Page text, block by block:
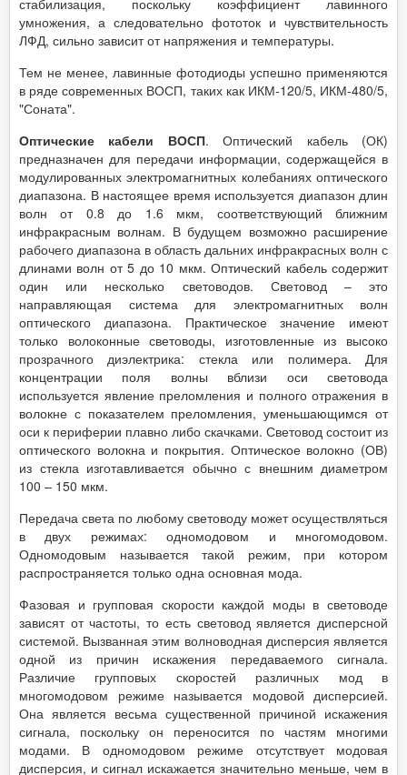
стабилизация, поскольку коэффициент лавинного
умножения, а следовательно фототок и чувствительность
ЛФД, сильно зависит от напряжения и температуры.
Тем не менее, лавинные фотодиоды успешно применяются
в ряде современных ВОСП, таких как ИКМ-120/5, ИКМ-480/5,
"Соната".
Оптические кабели ВОСП. Оптический кабель (ОК)
предназначен для передачи информации, содержащейся в
модулированных электромагнитных колебаниях оптического
диапазона. В настоящее время используется диапазон длин
волн от 0.8 до 1.6 мкм, соответствующий ближним
инфракрасным волнам. В будущем возможно расширение
рабочего диапазона в область дальних инфракрасных волн с
длинами волн от 5 до 10 мкм. Оптический кабель содержит
один или несколько световодов. Световод – это
направляющая система для электромагнитных волн
оптического диапазона. Практическое значение имеют
только волоконные световоды, изготовленные из высоко
прозрачного диэлектрика: стекла или полимера. Для
концентрации поля волны вблизи оси световода
используется явление преломления и полного отражения в
волокне с показателем преломления, уменьшающимся от
оси к периферии плавно либо скачками. Световод состоит из
оптического волокна и покрытия. Оптическое волокно (ОВ)
из стекла изготавливается обычно с внешним диаметром
100 – 150 мкм.
Передача света по любому световоду может осуществляться
в двух режимах: одномодовом и многомодовом.
Одномодовым называется такой режим, при котором
распространяется только одна основная мода.
Фазовая и групповая скорости каждой моды в световоде
зависят от частоты, то есть световод является дисперсной
системой. Вызванная этим волноводная дисперсия является
одной из причин искажения передаваемого сигнала.
Различие групповых скоростей различных мод в
многомодовом режиме называется модовой дисперсией.
Она является весьма существенной причиной искажения
сигнала, поскольку он переносится по частям многими
модами. В одномодовом режиме отсутствует модовая
дисперсия, и сигнал искажается значительно меньше, чем в